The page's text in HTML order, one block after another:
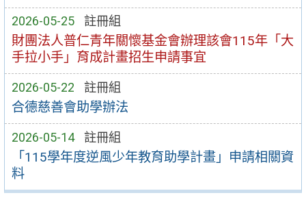
2026-05-25 註冊組
財團法人普仁青年關懷基金會辦理該會115年「大
手拉小手」育成計畫招生申請事宜
2026-05-22 註冊組
合德慈善會助學辦法
2026-05-14 註冊組
「115學年度逆風少年教育助學計畫」申請相關資
料